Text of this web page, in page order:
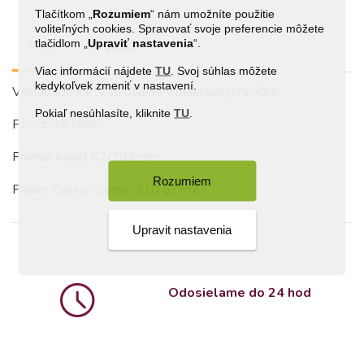
Tlačítkom „ Rozumiem“ nám umožníte použitie
voliteľných cookies. Spravovať svoje preferencie môžete
tlačidlom „Upraviť nastavenia“.
Viac informácií nájdete TU . Svoj súhlas môžete
kedykoľvek zmeniť v nastavení.
Pokiaľ nesúhlasíte, klikniteTU
Rozumiem
Upravit nastavenia
Popis Prehľad
Vykladacie karty sú balené v plastovej krabičke
Počet: 32 listov
Formát kariet 62/104 mm
Papier Casino Classic 310 g / m2
Odosielame do 24 hod